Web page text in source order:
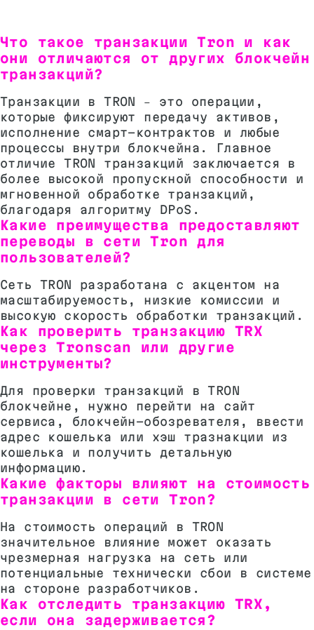
Что такое транзакции Tron и как
они отличаются от других блокчейн
транзакций?
Транзакции в TRON – это операции,
которые фиксируют передачу активов,
исполнение смарт-контрактов и любые
процессы внутри блокчейна. Главное
отличие TRON транзакций заключается в
более высокой пропускной способности и
мгновенной обработке транзакций,
благодаря алгоритму DPoS.
Какие преимущества предоставляют
переводы в сети Tron для
пользователей?
Сеть TRON разработана с акцентом на
масштабируемость, низкие комиссии и
высокую скорость обработки транзакций.
Как проверить транзакцию TRX
через Tronscan или другие
инструменты?
Для проверки транзакций в TRON
блокчейне, нужно перейти на сайт
сервиса, блокчейн-обозревателя, ввести
адрес кошелька или хэш тразнакции из
кошелька и получить детальную
информацию.
Какие факторы влияют на стоимость
транзакции в сети Tron?
На стоимость операций в TRON
значительное влияние может оказать
чрезмерная нагрузка на сеть или
потенциальные технически сбои в системе
на стороне разработчиков.
Как отследить транзакцию TRX,
если она задерживается?